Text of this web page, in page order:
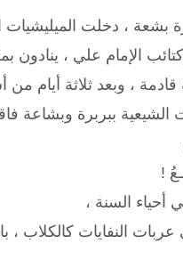
، ‏دخلت الميليشيات
الإمام علي ، ينادون
، وبعد ثلاثة أيام من
الشيعية ببربرة وبشاعة
!
أحياء السنة ،
النفايات كالكلاب